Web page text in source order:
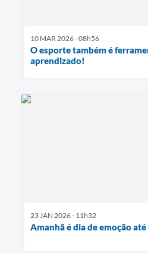
10 MAR 2026 - 08h56
O esporte também é
aprendizado!
23 JAN 2026 - 11h32
Amanhã é dia de emoção